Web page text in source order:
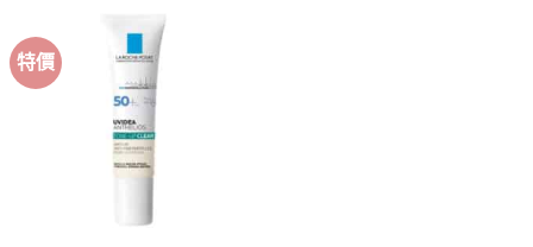
特價